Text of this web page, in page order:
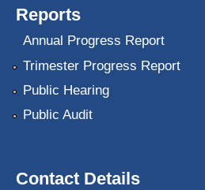
Reports
Annual Progress Report
Trimester Progress Report
Public Hearing
Public Audit
Contact Details